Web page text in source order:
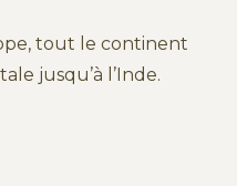
tout le continent
jusqu’à l’Inde.